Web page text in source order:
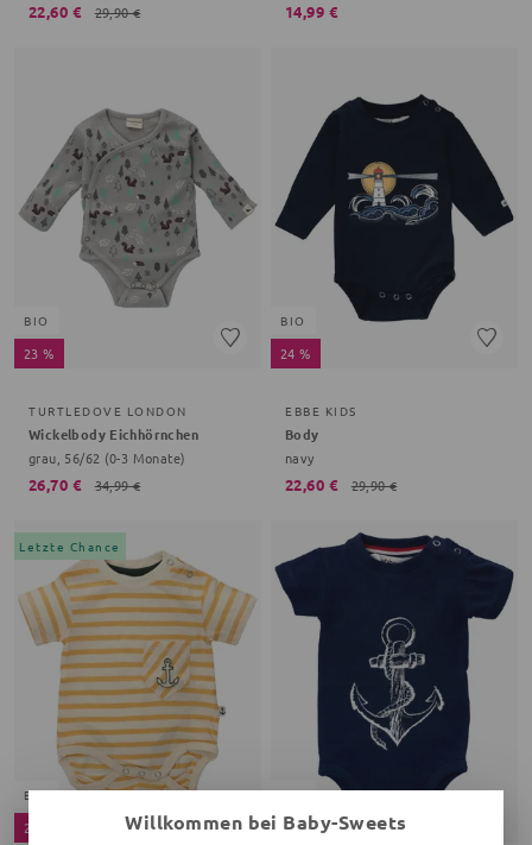
22,60 € 29,90 € 14,99 €
BIO
23 %
TURTLEDOVE LONDON
Wickelbody Eichhörnchen
grau, 56/62 (0-3 Monate)
26,70 € 34,99 €
BIO
24 %
EBBE KIDS
Body
navy
22,60 € 29,90 €
Letzte Chance
BIO
24 %
BIO
23 %
Willkommen bei Baby-Sweets